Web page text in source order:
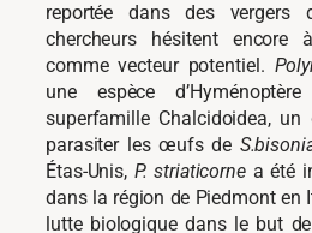
reportée dans des vergers
chercheurs hésitent encore
comme vecteur potentiel.
une espèce
superfamille Chalcidoidea, un
parasiter les œufs de
Étas-Unis, P. striaticornea été
dans la région de Piedmont en
lutte biologique dans le but